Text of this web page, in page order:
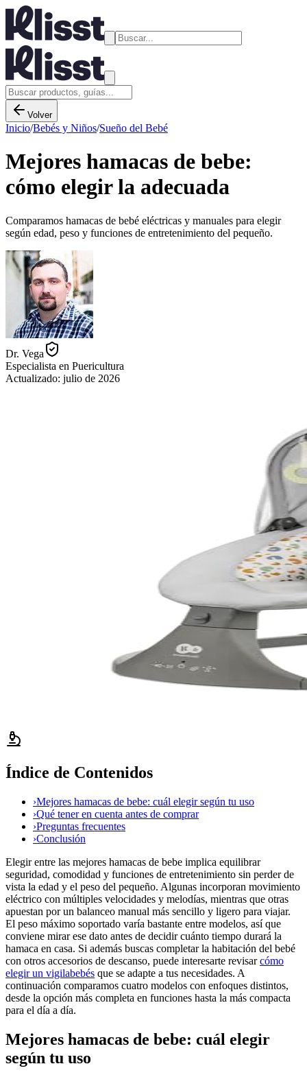
Volver
Inicio/Bebés y Niños/Sueño del Bebé
Mejores hamacas de bebe:
cómo elegir la adecuada
Comparamos hamacas de bebé eléctricas y manuales para elegir
según edad, peso y funciones de entretenimiento del pequeño.
Dr. Vega
Especialista en Puericultura
Actualizado: julio de 2026
Índice de Contenidos
›Mejores hamacas de bebe: cuál elegir según tu uso
›Qué tener en cuenta antes de comprar
›Preguntas frecuentes
›Conclusión
Elegir entre las mejores hamacas de bebe implica equilibrar
seguridad, comodidad y funciones de entretenimiento sin perder de
vista la edad y el peso del pequeño. Algunas incorporan movimiento
eléctrico con múltiples velocidades y melodías, mientras que otras
apuestan por un balanceo manual más sencillo y ligero para viajar.
El peso máximo soportado varía bastante entre modelos, así que
conviene mirar ese dato antes de decidir cuánto tiempo durará la
hamaca en casa. Si además buscas completar la habitación del bebé
con otros accesorios de descanso, puede interesarte revisarcómo
elegir un vigilabebés que se adapte a tus necesidades. A
continuación comparamos cuatro modelos con enfoques distintos,
desde la opción más completa en funciones hasta la más compacta
para el día a día.
Mejores hamacas de bebe: cuál elegir
según tu uso